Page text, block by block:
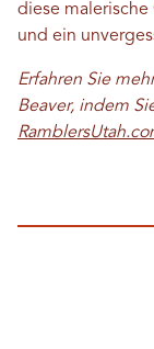
diese malerische
und ein
Erfahren Sie
Beaver, indem